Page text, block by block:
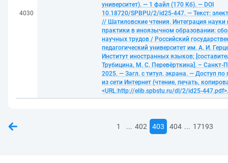
4030
университет). — 1 файл (170 Кб). — DOI
10.18720/SPBPU/2/id25-447. — Текст:
// Шатиловские чтения. Интеграция науки
практики в иноязычном образовании:
научных трудов / Российский
педагогический университет им. А. И.
Институт иностранных языков;
Трубицина, М. С. Перевёрткина]. – Санкт-
2025. — Загл. с титул. экрана. — Доступ
из сети Интернет (чтение, печать,
<URL:http://elib.spbstu.ru/dl/2/id25-447.pdf>.
1 ... 402 403 404 ... 17193